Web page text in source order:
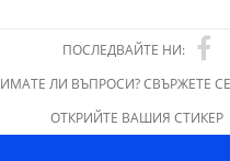
ПОСЛЕДВАЙТЕ НИ:
ИМАТЕ ЛИ ВЪПРОСИ? СВЪРЖЕТЕ
ОТКРИЙТЕ ВАШИЯ СТИКЕР